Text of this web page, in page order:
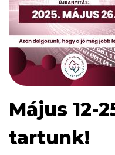
Május 12-
tartunk!